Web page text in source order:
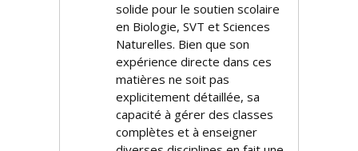
solide pour le soutien scolaire
en Biologie, SVT et Sciences
Naturelles. Bien que son
expérience directe dans ces
matières ne soit pas
explicitement détaillée, sa
capacité à gérer des classes
complètes et à enseigner